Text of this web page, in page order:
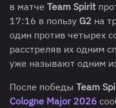
в матче Team Spirit
17:16 в пользу G2 на
один против четырех
расстреляв их одним
уже называют одним
После победы Team
Cologne Major 2026